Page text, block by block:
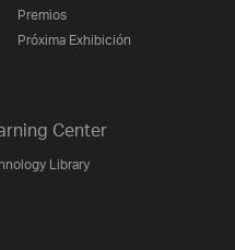
Premios
Próxima Exhibición
Center
Library